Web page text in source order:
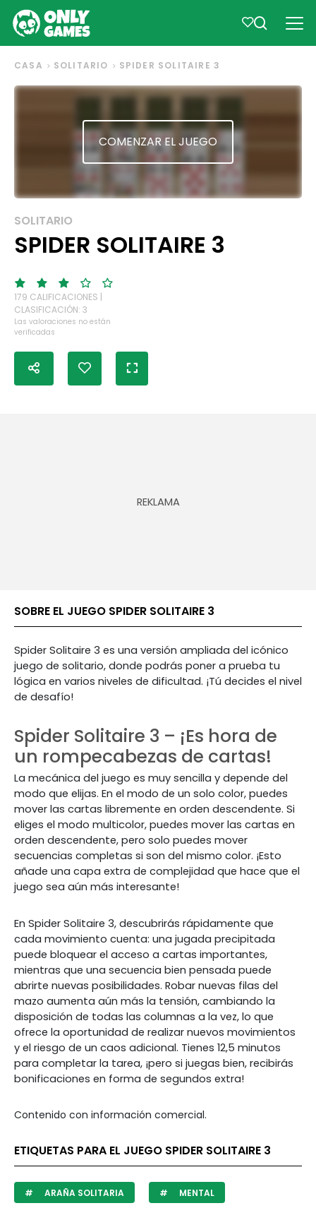
CASA SOLITARIO SPIDER SOLITAIRE 3
COMENZAR EL JUEGO
SOLITARIO
SPIDER SOLITAIRE 3
179 CALIFICACIONES |
CLASIFICACIÓN: 3
Las valoraciones no están
verificadas
SOBRE EL JUEGO SPIDER SOLITAIRE 3
Spider Solitaire 3 es una versión ampliada del icónico
juego de solitario, donde podrás poner a prueba tu
lógica en varios niveles de dificultad. ¡Tú decides el nivel
de desafío!
Spider Solitaire 3 – ¡Es hora de
un rompecabezas de cartas!
La mecánica del juego es muy sencilla y depende del
modo que elijas. En el modo de un solo color, puedes
mover las cartas libremente en orden descendente. Si
eliges el modo multicolor, puedes mover las cartas en
orden descendente, pero solo puedes mover
secuencias completas si son del mismo color. ¡Esto
añade una capa extra de complejidad que hace que el
juego sea aún más interesante!
En Spider Solitaire 3, descubrirás rápidamente que
cada movimiento cuenta: una jugada precipitada
puede bloquear el acceso a cartas importantes,
mientras que una secuencia bien pensada puede
abrirte nuevas posibilidades. Robar nuevas filas del
mazo aumenta aún más la tensión, cambiando la
disposición de todas las columnas a la vez, lo que
ofrece la oportunidad de realizar nuevos movimientos
y el riesgo de un caos adicional. Tienes 12,5 minutos
para completar la tarea, ¡pero si juegas bien, recibirás
bonificaciones en forma de segundos extra!
Contenido con información comercial.
ETIQUETAS PARA EL JUEGO SPIDER SOLITAIRE 3
ARAÑA SOLITARIA MENTAL